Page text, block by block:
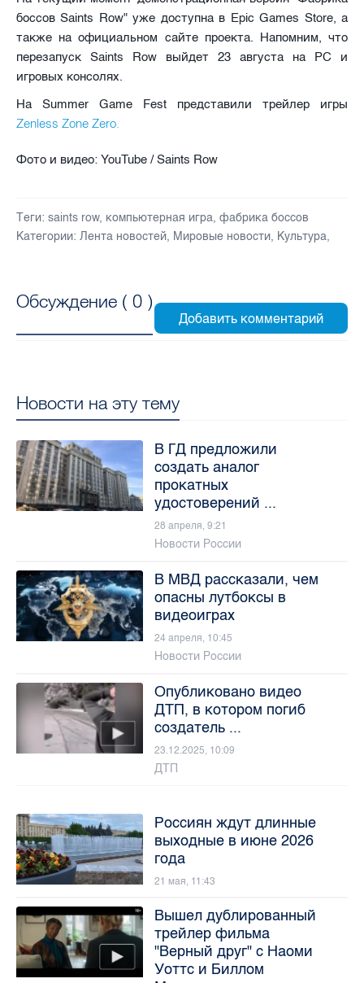
боссов Saints Row" уже доступна в Epic Games Store, а
также на официальном сайте проекта. Напомним, что
перезапуск Saints Row выйдет 23 августа на PC и
игровых консолях.
На Summer Game Fest представили трейлер игры
Zenless Zone Zero.
Фото и видео: YouTube / Saints Row
Теги: saints row, компьютерная игра, фабрика боссов
Категории: Лента новостей, Мировые новости, Культура,
Обсуждение ( 0 )
Новости на эту тему
В ГД предложили
создать аналог
прокатных
удостоверений ...
28 апреля, 9:21
Новости России
В МВД рассказали, чем
опасны лутбоксы в
видеоиграх
24 апреля, 10:45
Новости России
Опубликовано видео
ДТП, в котором погиб
создатель ...
23.12.2025, 10:09
ДТП
Россиян ждут длинные
выходные в июне 2026
года
21 мая, 11:43
Вышел дублированный
трейлер фильма
"Верный друг" с Наоми
Уоттс и Биллом